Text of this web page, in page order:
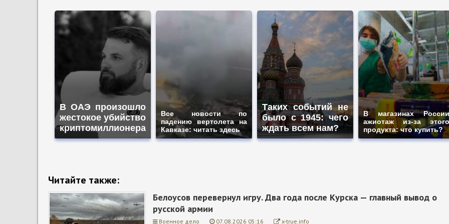
В ОАЭ произошло
жестокое убийство
криптомиллионера
Все новости по
падению вертолета на
Кавказе: читать здесь
Таких событий не
было с 1945: чего
ждать всем нам?
В магазинах России
ажиотаж из-за этого
продукта: что купить?
Читайте также:
Белоусов перевернул игру. Два года после Курска — главный вывод о
русской армии
Военное дело 07.08.2026 05:16 x-true.info